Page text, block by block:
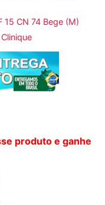
15 CN 74 Bege (M)
produto e ganhe